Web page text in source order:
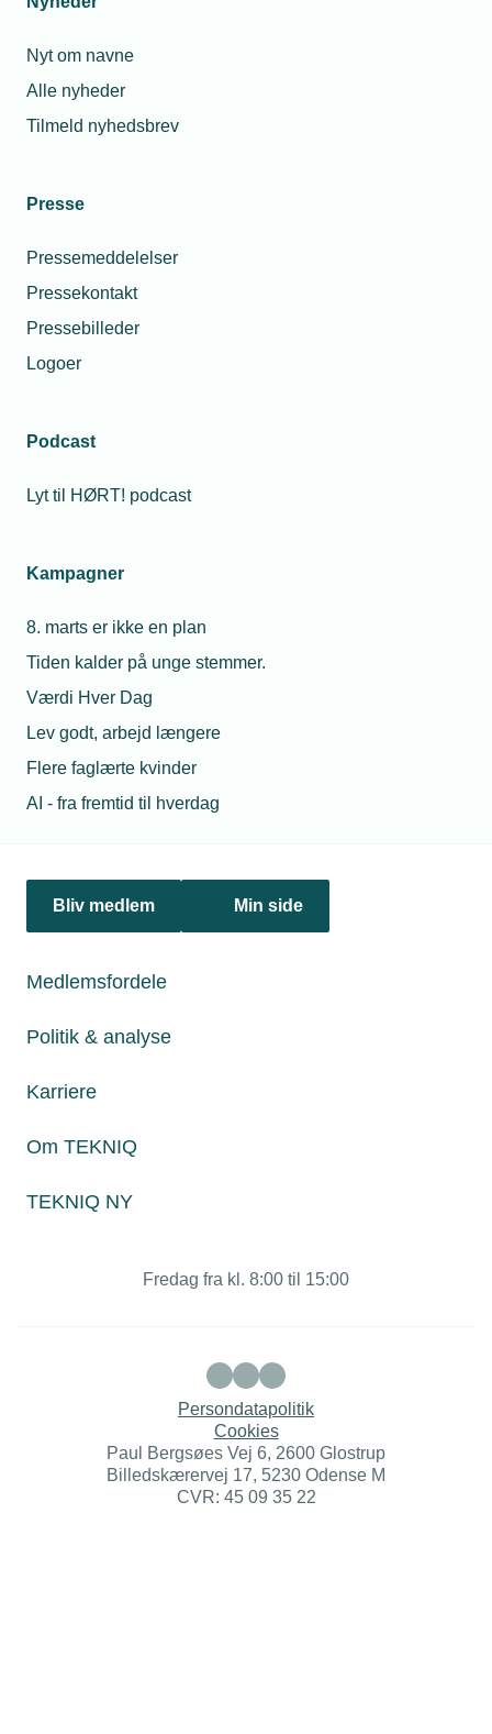
Nyt om navne
Alle nyheder
Tilmeld nyhedsbrev
Presse
Pressemeddelelser
Pressekontakt
Pressebilleder
Logoer
Podcast
Lyt til HØRT! podcast
Kampagner
8. marts er ikke en plan
Tiden kalder på unge stemmer.
Værdi Hver Dag
Lev godt, arbejd længere
Flere faglærte kvinder
AI - fra fremtid til hverdag
Bliv medlem Min side
Medlemsfordele
Politik & analyse
Karriere
Om TEKNIQ
TEKNIQ NY
11. marts 2026
udbetales
pulje bør skrottes til fordel for et fradrag, mener TEKNIQ.
Højere tilskud kan få flere til at vælge varmepumpen
med en varmepumpe. Det er et nødvendigt skridt for at øge
Varmepumpeindustrien.
Personaleforhold
Nyheder
Politik & analyse
Fredag fra kl. 8:00 til 15:00
Persondatapolitik
Cookies
Paul Bergsøes Vej 6, 2600 Glostrup
Billedskærervej 17, 5230 Odense M
CVR: 45 09 35 22